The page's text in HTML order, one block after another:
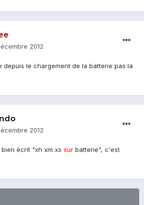
2012
depuis le chargement de la batterie pas la
2012
écrit "xh xm xs sur batterie", c'est